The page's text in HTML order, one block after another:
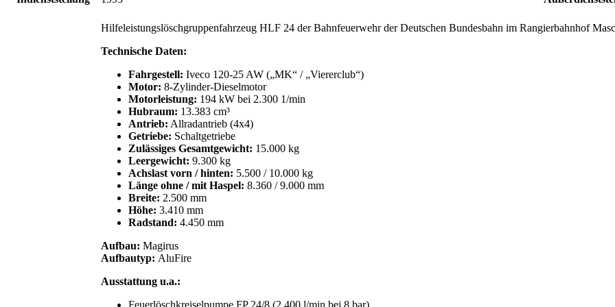
Hilfeleistungslöschgruppenfahrzeug HLF 24 der Bahnfeuerwehr der Deutschen Bundesbahn im Rangierbahnhof
Technische Daten:
Fahrgestell: Iveco 120-25 AW („MK“ / „Viererclub“)
Motor: 8-Zylinder-Dieselmotor
Motorleistung: 194 kW bei 2.300 1/min
Hubraum: 13.383 cm³
Antrieb: Allradantrieb (4x4)
Getriebe: Schaltgetriebe
Zulässiges Gesamtgewicht: 15.000 kg
Leergewicht: 9.300 kg
Achslast vorn / hinten: 5.500 / 10.000 kg
Länge ohne / mit Haspel: 8.360 / 9.000 mm
Breite: 2.500 mm
Höhe: 3.410 mm
Radstand: 4.450 mm
Aufbau: Magirus
Aufbautyp: AluFire
Ausstattung u.a.:
Feuerlöschkreiselpumpe FP 24/8 (2.400 l/min bei 8 bar)